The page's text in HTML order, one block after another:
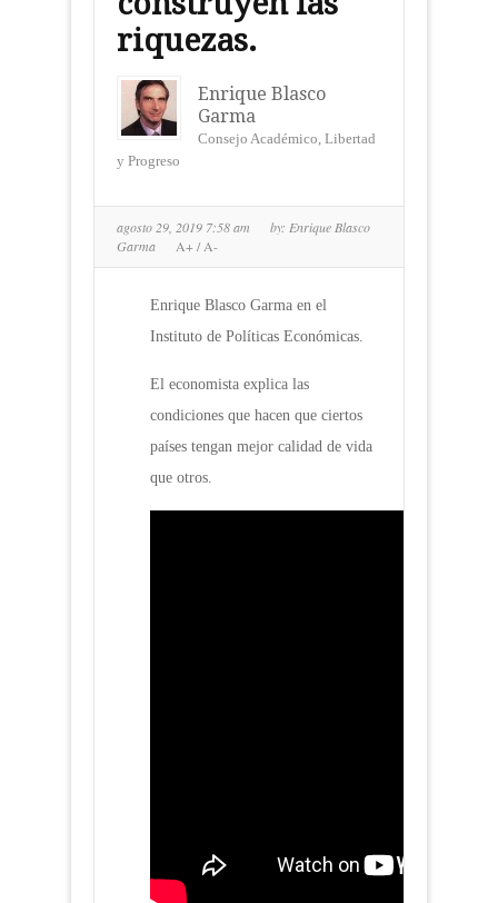
riquezas.
Enrique Blasco
Garma
Consejo Académico, Libertad
y Progreso
agosto 29, 2019 7:58 am by: Enrique Blasco
Garma
A+/A-
Enrique Blasco Garma en el
Instituto de Políticas Económicas.
El economista explica las
condiciones que hacen que ciertos
países tengan mejor calidad de vida
que otros.